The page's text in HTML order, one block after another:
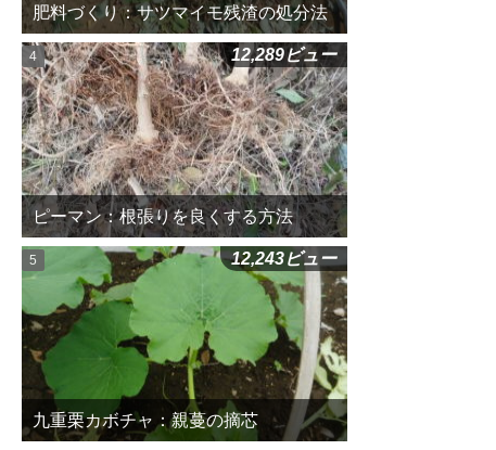
肥料づくり：サツマイモ残渣の処分法
ピーマン：根張りを良くする方法
12,289ビュー
九重栗カボチャ：親蔓の摘芯
12,243ビュー